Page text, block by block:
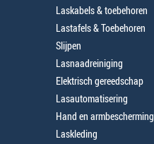
Laskabels & toebehoren
Lastafels & Toebehoren
Slijpen
Lasnaadreiniging
Elektrisch gereedschap
Lasautomatisering
Hand en armbescherming
Laskleding